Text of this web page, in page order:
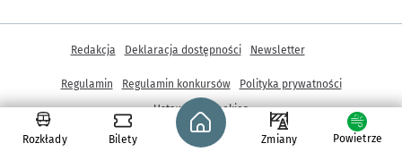
Rozkłady Bilety
Strona główna - wroclaw.pl
Zmiany Powietrze
© Copyright 2005-2026, ARAW S.A., Gmina Wrocław
Inne informacje
Redakcja Deklaracja dostępności Newsletter
Regulamin Regulamin konkursów
Polityka prywatności
Ustawienia cookies